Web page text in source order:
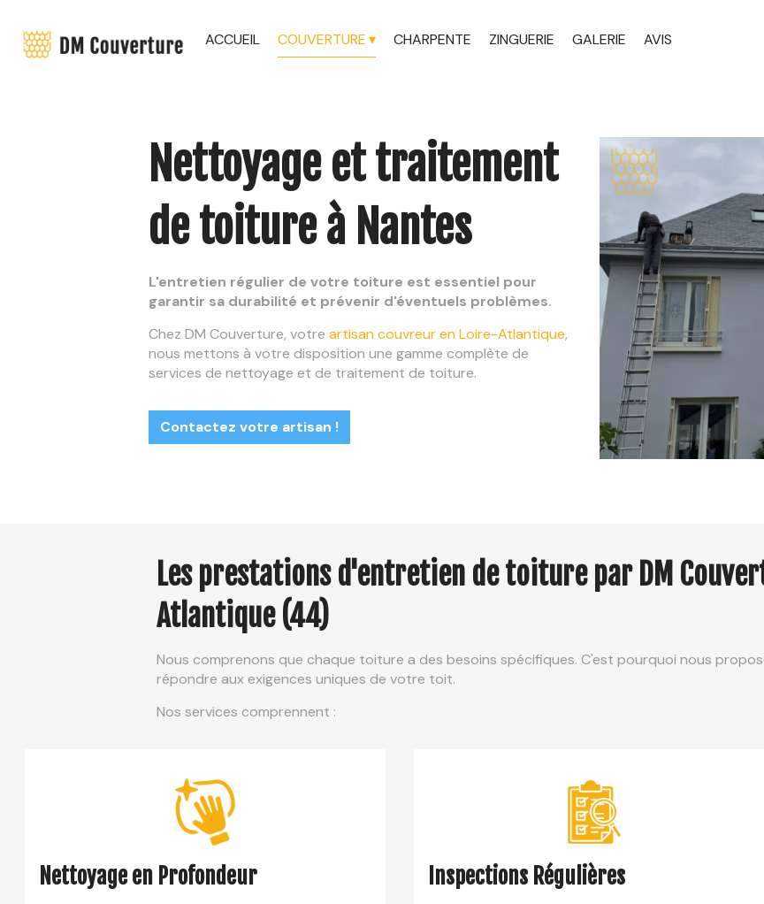
ACCUEIL COUVERTURE CHARPENTE ZINGUERIE GALERIE AVIS
Nettoyage et traitement
de toiture à Nantes
L'entretien régulier de votre toiture est essentiel pour
garantir sa durabilité et prévenir d'éventuels problèmes.
Chez DM Couverture, votre artisan couvreur en Loire-Atlantique,
nous mettons à votre disposition une gamme complète de
services de nettoyage et de traitement de toiture.
Contactez votre artisan !
Les prestations d'entretien de toiture par DM
Atlantique (44)
Nous comprenons que chaque toiture a des besoins spécifiques. C'est pourquoi nous
répondre aux exigences uniques de votre toit.
Nos services comprennent :
Nettoyage en Profondeur Inspections Régulières